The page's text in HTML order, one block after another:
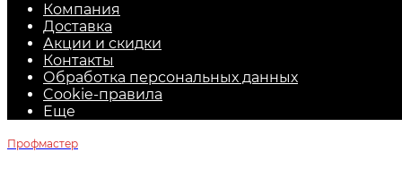
Компания
Доставка
Акции и скидки
Контакты
Обработка персональных данных
Cookie-правила
Еще
Профмастер